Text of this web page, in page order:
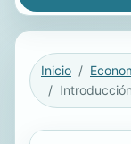
Inicio